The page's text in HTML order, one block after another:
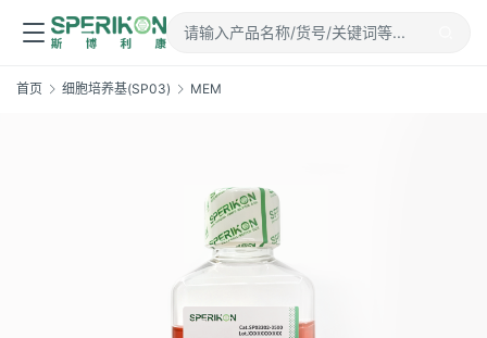
首页 细胞培养基(SP03) MEM